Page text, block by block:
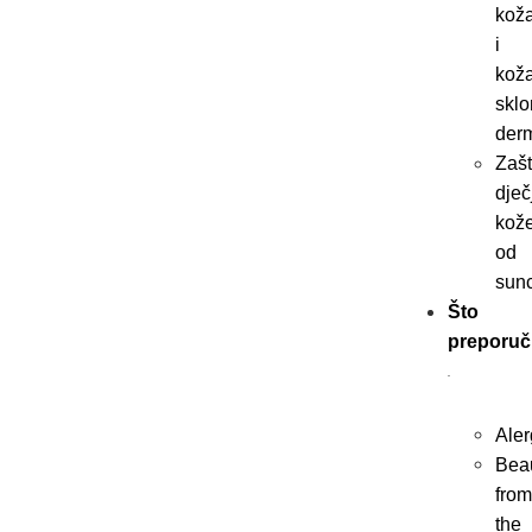
i
od
Što
from
the